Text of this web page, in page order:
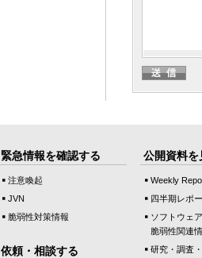
緊急情報を確認する
注意喚起
JVN
脆弱性対策情報
依頼・相談する
公開資料を
Weekly
四半期レポ
ソフトウェ
脆弱性関連
研究・調査